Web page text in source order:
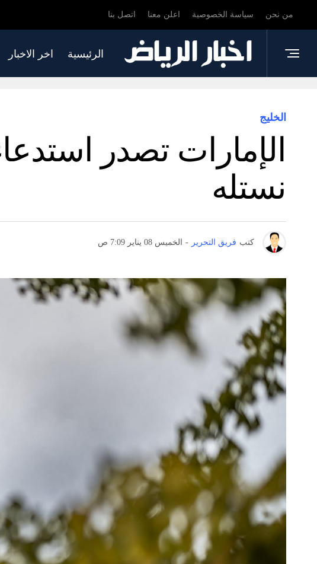
من نحن سياسة الخصوصية اعلن معنا اتصل بنا
الرئيسية اخر الاخبار
الخليج
الإمارات تصدر
نستله
كتب فريق التحرير - الخميس 08 يناير 7:09 ص